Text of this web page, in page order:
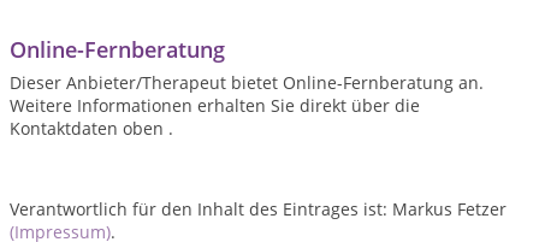
Online-Fernberatung
Dieser Anbieter/Therapeut bietet Online-Fernberatung an.
Weitere Informationen erhalten Sie direkt über die
Kontaktdaten oben .
Verantwortlich für den Inhalt des Eintrages ist: Markus Fetzer
(Impressum).